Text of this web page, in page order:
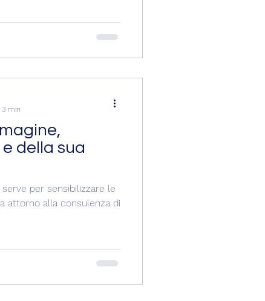
della sua
per sensibilizzare le
attorno alla consulenza di
min